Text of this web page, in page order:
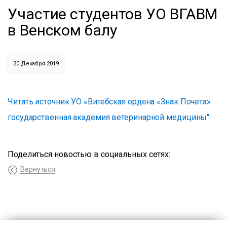
Участие студентов УО ВГАВМ
в Венском балу
30 Декабря 2019
Читать источник УО «Витебская ордена «Знак Почета»
государственная академия ветеринарной медицины"
Поделиться новостью в социальных сетях:
Вернуться